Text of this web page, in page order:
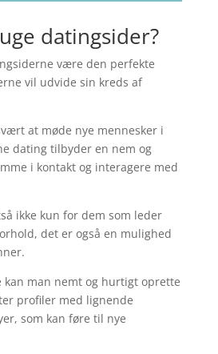
datingsider?
være den perfekte
vil udvide sin kreds af
at møde nye mennesker i
dating tilbyder en nem og
i kontakt og interagere med
ikke kun for dem som leder
det er også en mulighed
kan man nemt og hurtigt oprette
profiler med lignende
som kan føre til nye